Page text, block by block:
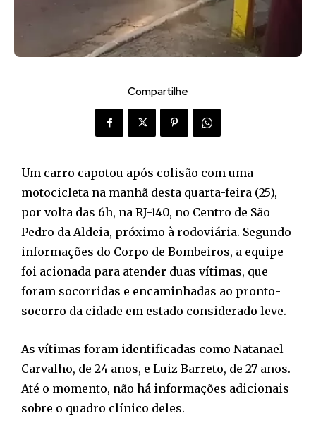
Compartilhe
Um carro capotou após colisão com uma
motocicleta na manhã desta quarta-feira (25),
por volta das 6h, na RJ-140, no Centro de São
Pedro da Aldeia, próximo à rodoviária. Segundo
informações do Corpo de Bombeiros, a equipe
foi acionada para atender duas vítimas, que
foram socorridas e encaminhadas ao pronto-
socorro da cidade em estado considerado leve.
As vítimas foram identificadas como Natanael
Carvalho, de 24 anos, e Luiz Barreto, de 27 anos.
Até o momento, não há informações adicionais
sobre o quadro clínico deles.